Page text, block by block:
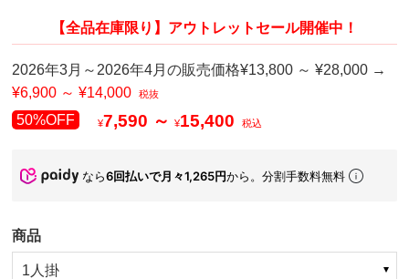
【全品在庫限り】アウトレットセール開催中！
2026年3月～2026年4月の販売価格¥13,800 ～ ¥28,000 →
¥6,900 ～ ¥14,000
税抜
50%OFF ¥7,590 ～¥15,400 税込
なら6回払いで月々1,265円から。分割手数料無料
商品
1人掛